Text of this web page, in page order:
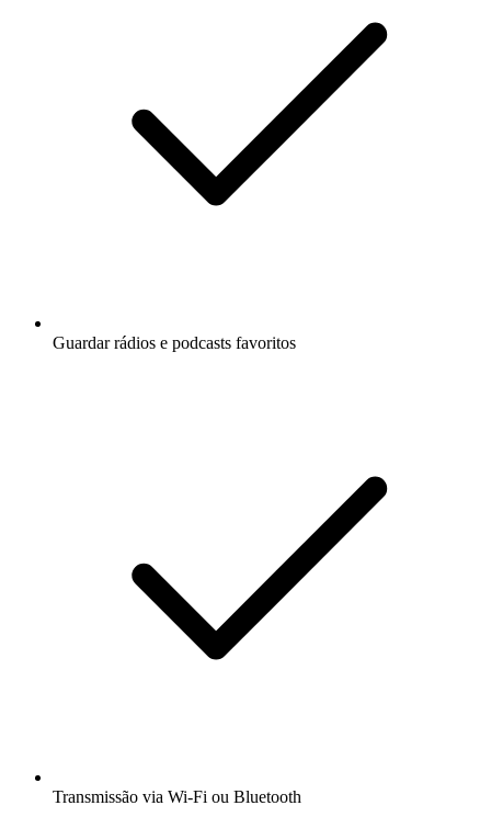
Guardar rádios e podcasts favoritos
Transmissão via Wi-Fi ou Bluetooth